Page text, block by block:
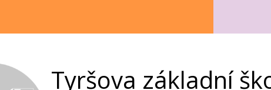
Tyršova základní